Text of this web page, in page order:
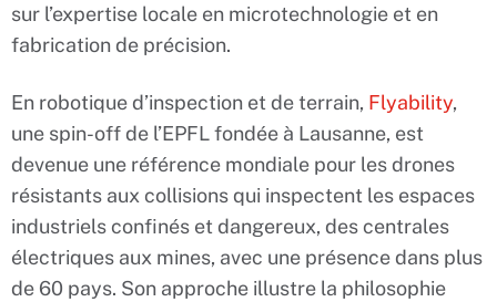
sur l’expertise locale en microtechnologie et en
fabrication de précision.
En robotique d’inspection et de terrain, Flyability,
une spin-off de l’EPFL fondée à Lausanne, est
devenue une référence mondiale pour les drones
résistants aux collisions qui inspectent les espaces
industriels confinés et dangereux, des centrales
électriques aux mines, avec une présence dans plus
de 60 pays. Son approche illustre la philosophie